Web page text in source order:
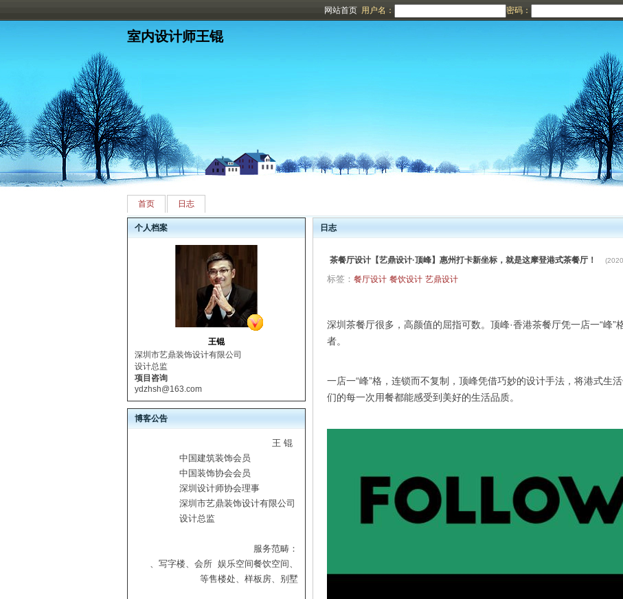
网站首页 用户名： 密码：
室内设计师王锟
首页 日志
个人档案
王锟
深圳市艺鼎装饰设计有限公司
设计总监
项目咨询
ydzhsh@163.com
博客公告
王 锟
中国建筑装饰会员
中国装饰协会会员
深圳设计师协会理事
深圳市艺鼎装饰设计有限公司
设计总监
服务范畴：
餐饮空间、
娱乐空间
、写字楼、会所
售楼处、样板房、别墅
等
日志
茶餐厅设计【艺鼎设计·顶峰】惠州打卡新坐标，就是这摩登港式茶餐厅！
标签： 餐厅设计 餐饮设计 艺鼎设计
深圳茶餐厅很多，高颜值的屈指可数。顶峰·香港茶餐厅凭一店一“峰
者。
一店一“峰”格，连锁而不复制，顶峰凭借巧妙的设计手法，将港式生
们的每一次用餐都能感受到美好的生活品质。